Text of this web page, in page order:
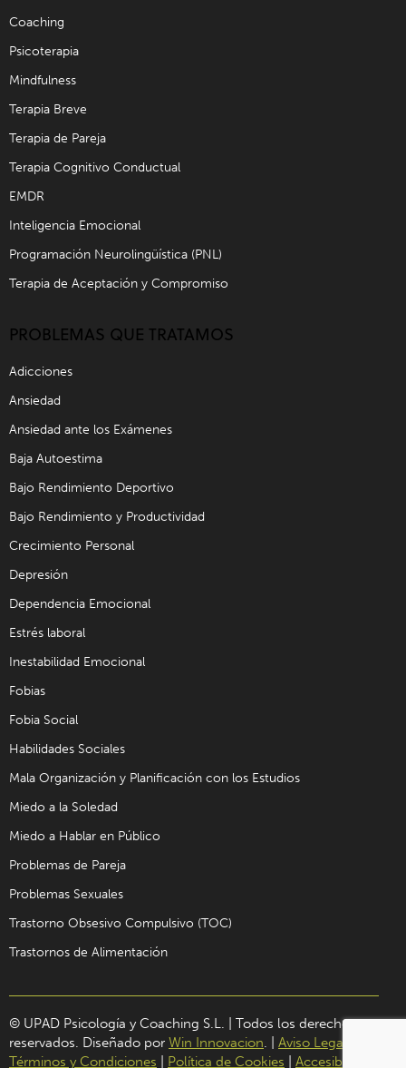
Coaching
Psicoterapia
Mindfulness
Terapia Breve
Terapia de Pareja
Terapia Cognitivo Conductual
EMDR
Inteligencia Emocional
Programación Neurolingüística (PNL)
Terapia de Aceptación y Compromiso
PROBLEMAS QUE TRATAMOS
Adicciones
Ansiedad
Ansiedad ante los Exámenes
Baja Autoestima
Bajo Rendimiento Deportivo
Bajo Rendimiento y Productividad
Crecimiento Personal
Depresión
Dependencia Emocional
Estrés laboral
Inestabilidad Emocional
Fobias
Fobia Social
Habilidades Sociales
Mala Organización y Planificación con los Estudios
Miedo a la Soledad
Miedo a Hablar en Público
Problemas de Pareja
Problemas Sexuales
Trastorno Obsesivo Compulsivo (TOC)
Trastornos de Alimentación
© UPAD Psicología y Coaching S.L. | Todos los derechos
reservados. Diseñado por Win Innovacion. | Aviso Legal
Términos y Condiciones
Política de Cookies Accesibilidad